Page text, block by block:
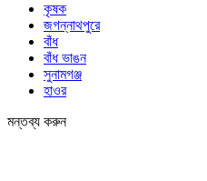
কৃষক
জগন্নাথপুরে
বাঁধ
বাঁধ ভাঙন
সুনামগঞ্জ
হাওর
মন্তব্য করুন